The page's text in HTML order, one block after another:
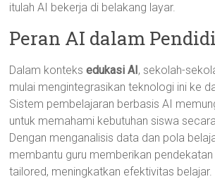
itulah AI bekerja di belakang layar.
Peran AI dalam
Dalam konteksedukasi AI, sekolah-
mulai mengintegrasikan teknologi ini ke
Sistem pembelajaran berbasis AI
untuk memahami kebutuhan siswa
Dengan menganalisis data dan pola
membantu guru memberikan pendekatan
tailored, meningkatkan efektivitas belajar.